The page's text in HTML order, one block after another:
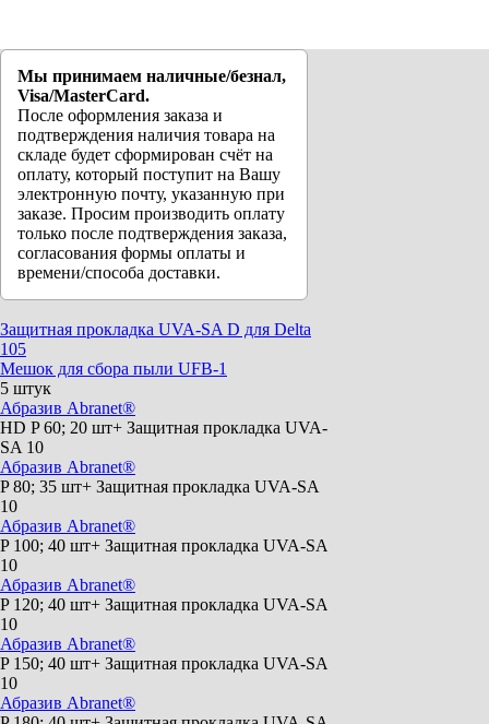
Мы принимаем наличные/безнал,
Visa/MasterCard.
После оформления заказа и
подтверждения наличия товара на
складе будет сформирован счёт на
оплату, который поступит на Вашу
электронную почту, указанную при
заказе. Просим производить оплату
только после подтверждения заказа,
согласования формы оплаты и
времени/способа доставки.
Защитная прокладка UVA-SA D для Delta
105
Мешок для сбора пыли UFB-1
5 штук
Абразив Abranet®
HD P 60; 20 шт+ Защитная прокладка UVA-
SA 10
Абразив Abranet®
P 80; 35 шт+ Защитная прокладка UVA-SA
10
Абразив Abranet®
P 100; 40 шт+ Защитная прокладка UVA-SA
10
Абразив Abranet®
P 120; 40 шт+ Защитная прокладка UVA-SA
10
Абразив Abranet®
P 150; 40 шт+ Защитная прокладка UVA-SA
10
Абразив Abranet®